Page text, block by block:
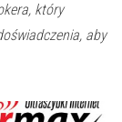
który
aby